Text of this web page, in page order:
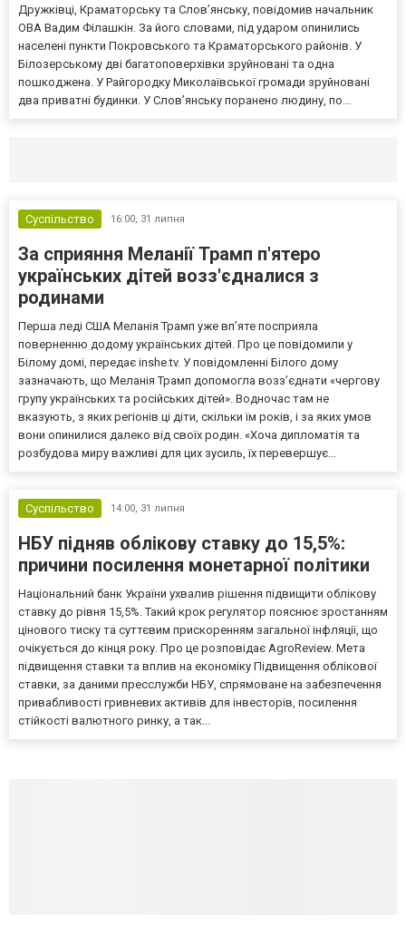
Дружківці, Краматорську та Слов’янську, повідомив начальник
ОВА Вадим Філашкін. За його словами, під ударом опинились
населені пункти Покровського та Краматорського районів. У
Білозерському дві багатоповерхівки зруйновані та одна
пошкоджена. У Райгородку Миколаївської громади зруйновані
два приватні будинки. У Слов’янську поранено людину, по...
Суспільство 16:00, 31 липня
За сприяння Меланії Трамп п'ятеро
українських дітей возз'єдналися з
родинами
Перша леді США Меланія Трамп уже впʼяте посприяла
поверненню додому українських дітей. Про це повідомили у
Білому домі, передає inshe.tv. У повідомленні Білого дому
зазначають, що Меланія Трамп допомогла возз’єднати «чергову
групу українських та російських дітей». Водночас там не
вказують, з яких регіонів ці діти, скільки їм років, і за яких умов
вони опинилися далеко від своїх родин. «Хоча дипломатія та
розбудова миру важливі для цих зусиль, їх перевершує...
Суспільство 14:00, 31 липня
НБУ підняв облікову ставку до 15,5%:
причини посилення монетарної політики
Національний банк України ухвалив рішення підвищити облікову
ставку до рівня 15,5%. Такий крок регулятор пояснює зростанням
цінового тиску та суттєвим прискоренням загальної інфляції, що
очікується до кінця року. Про це розповідає AgroReview. Мета
підвищення ставки та вплив на економіку Підвищення облікової
ставки, за даними пресслужби НБУ, спрямоване на забезпечення
привабливості гривневих активів для інвесторів, посилення
стійкості валютного ринку, а так...